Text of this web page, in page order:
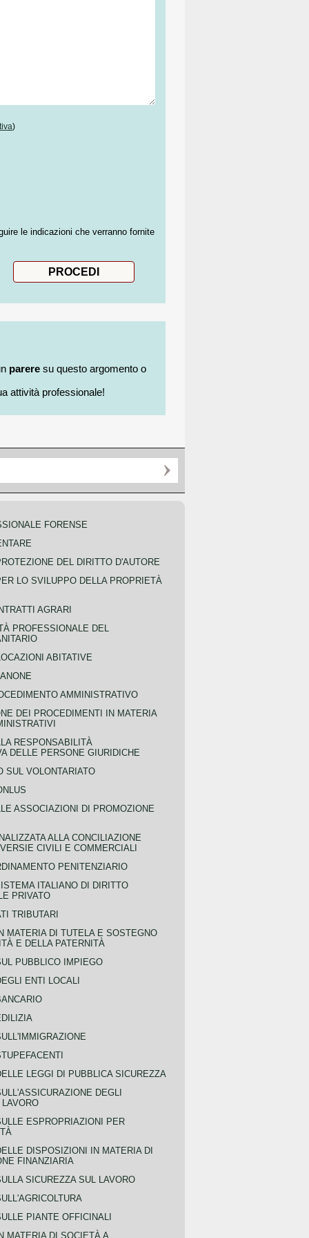
)
le indicazioni che verranno fornite
pareresu questo argomento o
attività professionale!
FORENSE
DEL DIRITTO D'AUTORE
LO SVILUPPO DELLA PROPRIETÀ
AGRARI
PROFESSIONALE DEL
ABITATIVE
AMMINISTRATIVO
DEI PROCEDIMENTI IN MATERIA
RESPONSABILITÀ
DELLE PERSONE GIURIDICHE
SUL VOLONTARIATO
ASSOCIAZIONI DI PROMOZIONE
ALLA CONCILIAZIONE
CIVILI E COMMERCIALI
PENITENZIARIO
ITALIANO DI DIRITTO
PRIVATO
TRIBUTARI
MATERIA DI TUTELA E SOSTEGNO
E DELLA PATERNITÀ
PUBBLICO IMPIEGO
ENTI LOCALI
LEGGI DI PUBBLICA SICUREZZA
DEGLI
LAVORO
ESPROPRIAZIONI PER
DISPOSIZIONI IN MATERIA DI
FINANZIARIA
SICUREZZA SUL LAVORO
PIANTE OFFICINALI
MATERIA DI SOCIETÀ A